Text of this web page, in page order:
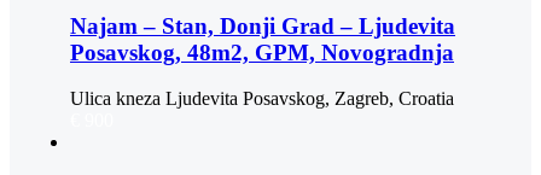
Najam – Stan, Donji Grad – Ljudevita
Posavskog, 48m2, GPM, Novogradnja
Ulica kneza Ljudevita Posavskog, Zagreb, Croatia